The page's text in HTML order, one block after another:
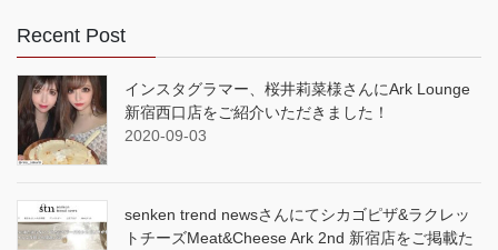
Recent Post
インスタグラマー、桜井莉菜様さんにArk Lounge
新宿西口店をご紹介いただきました！
2020-09-03
senken trend newsさんにてシカゴピザ&ラクレッ
トチーズMeat&Cheese Ark 2nd 新宿店をご掲載た